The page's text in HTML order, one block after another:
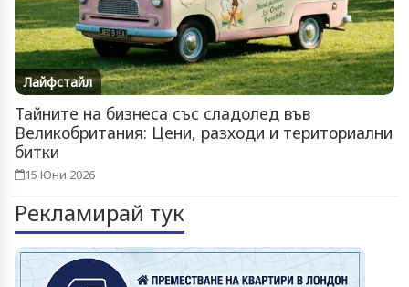
Лайфстайл
Тайните на бизнеса със сладолед във
Великобритания: Цени, разходи и териториални
битки
15 Юни 2026
Рекламирай тук